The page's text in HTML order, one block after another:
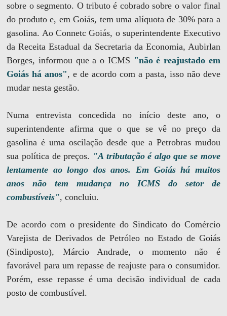
sobre o segmento. O tributo é cobrado sobre o valor final
do produto e, em Goiás, tem uma alíquota de 30% para a
gasolina. Ao Connetc Goiás, o superintendente Executivo
da Receita Estadual da Secretaria da Economia, Aubirlan
Borges, informou que a o ICMS "não é reajustado em
Goiás há anos", e de acordo com a pasta, isso não deve
mudar nesta gestão.
Numa entrevista concedida no início deste ano, o
superintendente afirma que o que se vê no preço da
gasolina é uma oscilação desde que a Petrobras mudou
sua política de preços. "A tributação é algo que se move
lentamente ao longo dos anos. Em Goiás há muitos
anos não tem mudança no ICMS do setor de
combustíveis", concluiu.
De acordo com o presidente do Sindicato do Comércio
Varejista de Derivados de Petróleo no Estado de Goiás
(Sindiposto), Márcio Andrade, o momento não é
favorável para um repasse de reajuste para o consumidor.
Porém, esse repasse é uma decisão individual de cada
posto de combustível.